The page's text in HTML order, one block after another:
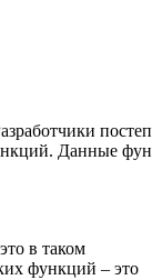
Данные
в таком
функций – это